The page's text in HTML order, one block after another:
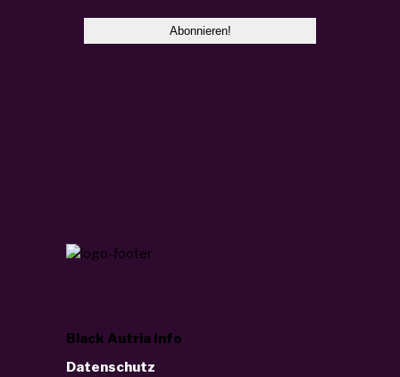
Black Autria Info
Datenschutz